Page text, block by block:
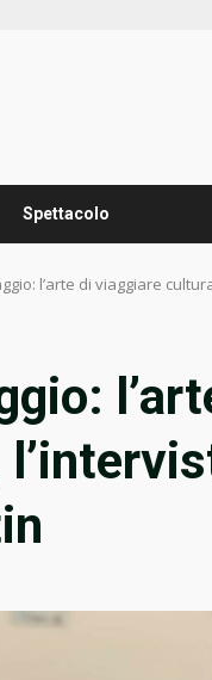
Spettacolo
l’arte di viaggiare